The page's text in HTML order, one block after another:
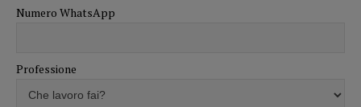
Numero WhatsApp
Professione